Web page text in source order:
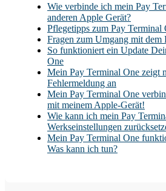
Wie verbinde ich mein Pay
anderen Apple Gerät?
Pflegetipps zum Pay Terminal
Fragen zum Umgang mit dem
So funktioniert ein Update
One
Mein Pay Terminal One zeigt
Fehlermeldung an
Mein Pay Terminal One
mit meinem Apple-Gerät!
Wie kann ich mein Pay
Werkseinstellungen
Mein Pay Terminal One
Was kann ich tun?